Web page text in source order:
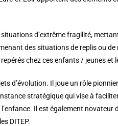
d’extrême fragilité,
des situations de replis ou de
chez ces enfants / jeunes et
d’évolution. Il joue un rôle
stratégique qui vise à
Il est également
DITEP.